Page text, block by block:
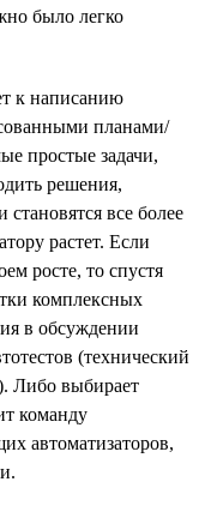
было легко
к написанию
планами/
простые задачи,
решения,
все более
растет. Если
росте, то спустя
комплексных
в обсуждении
(технический
Либо выбирает
команду
автоматизаторов,